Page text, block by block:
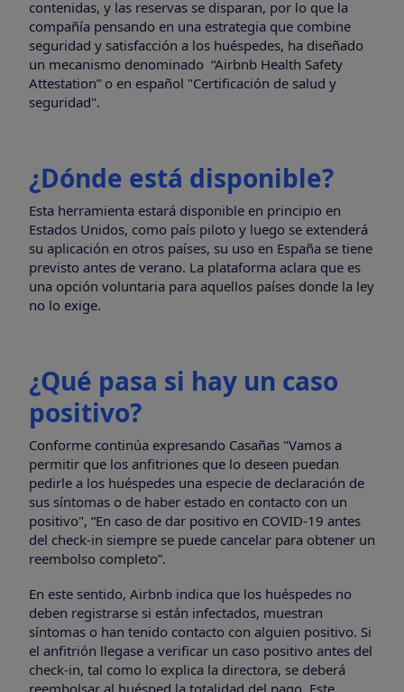
contenidas, y las reservas se disparan, por lo que la
compañía pensando en una estrategia que combine
seguridad y satisfacción a los huéspedes, ha diseñado
un mecanismo denominado “Airbnb Health Safety
Attestation” o en español "Certificación de salud y
seguridad".
¿Dónde está disponible?
Esta herramienta estará disponible en principio en
Estados Unidos, como país piloto y luego se extenderá
su aplicación en otros países, su uso en España se tiene
previsto antes de verano. La plataforma aclara que es
una opción voluntaria para aquellos países donde la ley
no lo exige.
¿Qué pasa si hay un caso
positivo?
Conforme continúa expresando Casañas "Vamos a
permitir que los anfitriones que lo deseen puedan
pedirle a los huéspedes una especie de declaración de
sus síntomas o de haber estado en contacto con un
positivo", “En caso de dar positivo en COVID-19 antes
del check-in siempre se puede cancelar para obtener un
reembolso completo”.
En este sentido, Airbnb indica que los huéspedes no
deben registrarse si están infectados, muestran
síntomas o han tenido contacto con alguien positivo. Si
el anfitrión llegase a verificar un caso positivo antes del
check-in, tal como lo explica la directora, se deberá